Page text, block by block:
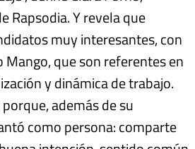
Rapsodia. Y revela que
muy interesantes, con
Mango, que son referentes en
y dinámica de trabajo.
además de su
como persona: comparte